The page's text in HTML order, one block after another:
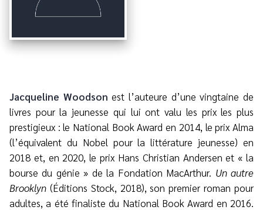
Jacqueline Woodsonest l’auteure d’une vingtaine de
livres pour la jeunesse qui lui ont valu les prix les plus
prestigieux : le National Book Award en 2014, le prix Alma
(l’équivalent du Nobel pour la littérature jeunesse) en
2018 et, en 2020, le prix Hans Christian Andersen et « la
bourse du génie » de la Fondation MacArthur. Un autre
Brooklyn (Éditions Stock, 2018), son premier roman pour
adultes, a été finaliste du National Book Award en 2016.